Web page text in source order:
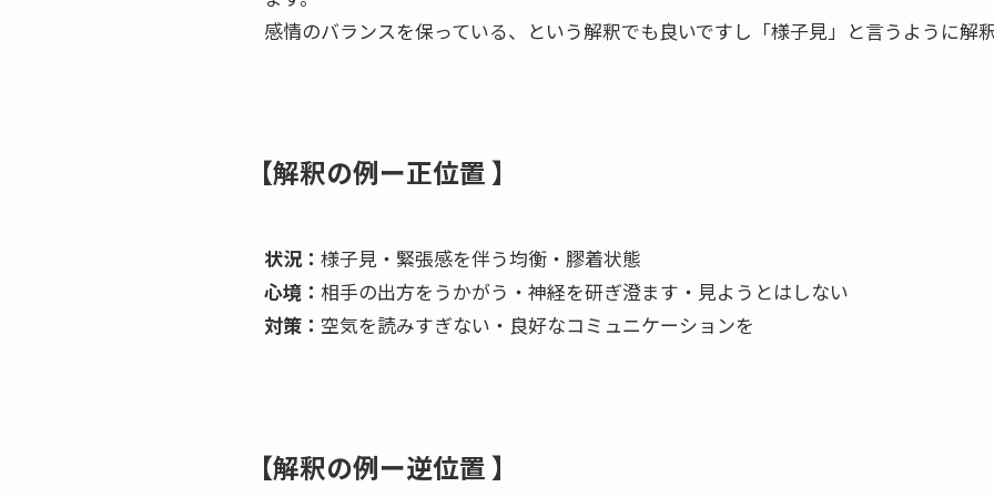
感情のバランスを保っている、という解釈でも良いですし「様子見」と言うように解釈
【解釈の例ー正位置 】
状況： 様子見・緊張感を伴う均衡・膠着状態
心境： 相手の出方をうかがう・神経を研ぎ澄ます・見ようとはしない
対策： 空気を読みすぎない・良好なコミュニケーションを
【解釈の例ー逆位置 】